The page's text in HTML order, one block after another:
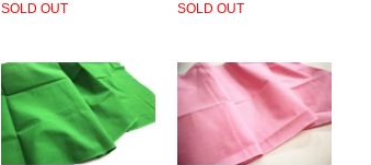
SOLD OUT
SOLD OUT